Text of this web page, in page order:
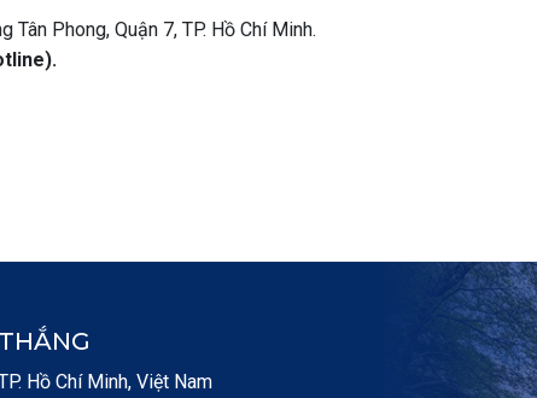
Phong, Quận 7, TP. Hồ Chí Minh.
Hồ Chí Minh, Việt Nam